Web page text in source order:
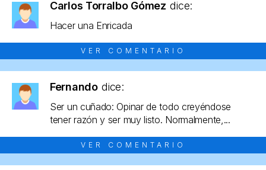
Carlos Torralbo Gómez dice:
Hacer una Enricada
VER COMENTARIO
Fernando dice:
Ser un cuñado: Opinar de todo creyéndose
tener razón y ser muy listo. Normalmente,...
VER COMENTARIO